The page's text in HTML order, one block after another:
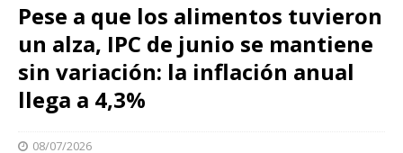
Pese a que los alimentos tuvieron
un alza, IPC de junio se mantiene
sin variación: la inflación anual
llega a 4,3%
08/07/2026